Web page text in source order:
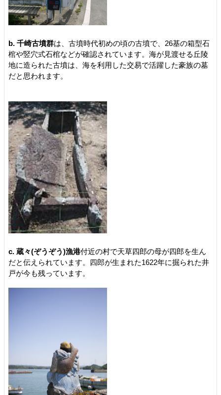
b. 千崎古墳群は、古墳時代初めの頃の古墳で、26基の箱型石
棺や竪穴式石棺などが確認されています。海が見渡せる丘陵
地に造られた古墳は、海を利用した交易で活躍した豪族の墓
だと思われます。
c. 蔵々(ぞうぞう)漁港付近の村で天草四郎の母が四郎を生ん
だと伝えられています。四郎が生まれた1622年に掘られた井
戸が今も残っています。